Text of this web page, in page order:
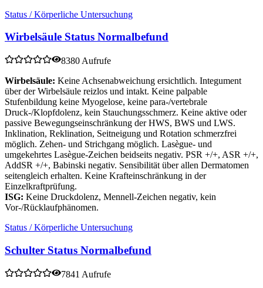
Status / Körperliche Untersuchung
Wirbelsäule Status Normalbefund
8380 Aufrufe
Wirbelsäule: Keine Achsenabweichung ersichtlich. Integument
über der Wirbelsäule reizlos und intakt. Keine palpable
Stufenbildung keine Myogelose, keine para-/vertebrale
Druck-/Klopfdolenz, kein Stauchungsschmerz. Keine aktive oder
passive Bewegungseinschränkung der HWS, BWS und LWS.
Inklination, Reklination, Seitneigung und Rotation schmerzfrei
möglich. Zehen- und Strichgang möglich. Lasègue- und
umgekehrtes Lasègue-Zeichen beidseits negativ. PSR +/+, ASR +/+,
AddSR +/+, Babinski negativ. Sensibilität über allen Dermatomen
seitengleich erhalten. Keine Krafteinschränkung in der
Einzelkraftprüfung.
ISG: Keine Druckdolenz, Mennell-Zeichen negativ, kein
Vor-/Rücklaufphänomen.
Status / Körperliche Untersuchung
Schulter Status Normalbefund
7841 Aufrufe